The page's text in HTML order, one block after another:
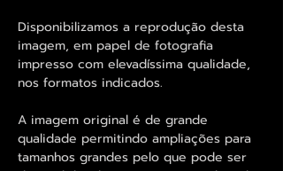
Disponibilizamos a reprodução desta
imagem, em papel de fotografia
impresso com elevadíssima qualidade,
nos formatos indicados.
A imagem original é de grande
qualidade permitindo ampliações para
tamanhos grandes pelo que pode ser